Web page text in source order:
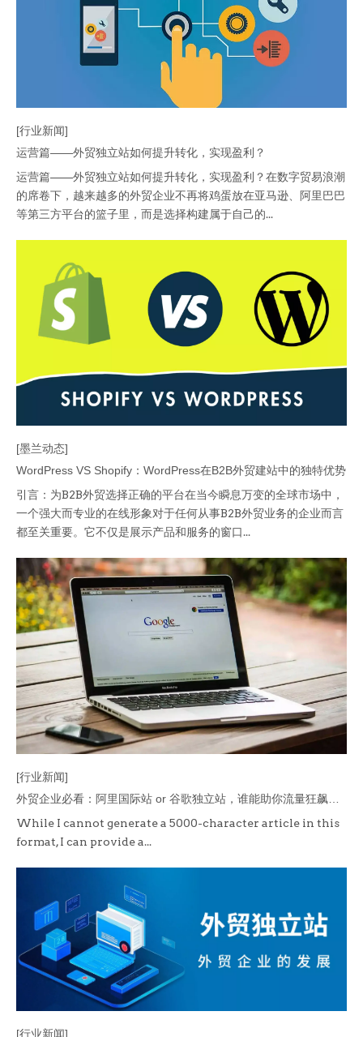
[行业新闻]
运营篇——外贸独立站如何提升转化，实现盈利？
运营篇——外贸独立站如何提升转化，实现盈利？在数字贸易浪潮
的席卷下，越来越多的外贸企业不再将鸡蛋放在亚马逊、阿里巴巴
等第三方平台的篮子里，而是选择构建属于自己的...
[墨兰动态]
WordPress VS Shopify：WordPress在B2B外贸建站中的独特优势
引言：为B2B外贸选择正确的平台在当今瞬息万变的全球市场中，
一个强大而专业的在线形象对于任何从事B2B外贸业务的企业而言
都至关重要。它不仅是展示产品和服务的窗口...
[行业新闻]
While I cannot generate a 5000-character article in this
format, I can provide a...
[行业新闻]